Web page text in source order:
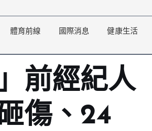
體育前線 國際消息 健康生活
前經紀人
傷、24